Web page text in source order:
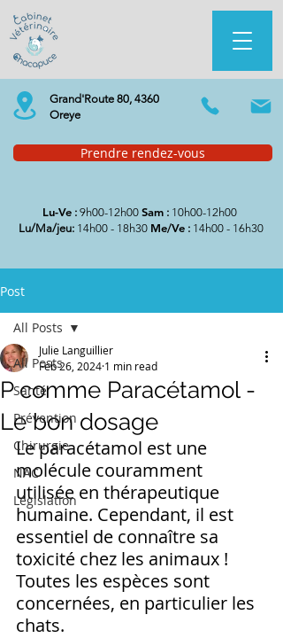
Grand'Route 80, 4360
Oreye
Prendre rendez-vous
Lu-Ve: 9h00-12h00 Sam: 10h00-12h00
Lu/Ma/jeu: 14h00 - 18h30 Me/Ve: 14h00 - 16h30
Post
All Posts
Santé
Prévention
Chirurgie
NAC
Législation
All Posts
P comme Paracétamol -
Le bon dosage
Julie Languillier
Feb 26, 2024 1 min read
Le paracétamol est une
molécule couramment
utilisée en thérapeutique
humaine. Cependant, il est
essentiel de connaître sa
toxicité chez les animaux !
Toutes les espèces sont
concernées, en particulier les
chats.